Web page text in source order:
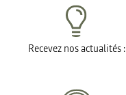
Recevez nos actualités :